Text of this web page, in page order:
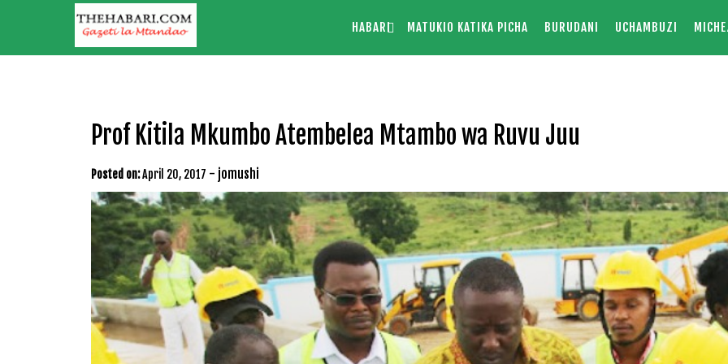
HABARI MATUKIO KATIKA PICHA BURUDANI UCHAMBUZI
Prof Kitila Mkumbo Atembelea Mtambo wa Ruvu Juu
Posted on:April 20, 2017 - jomushi